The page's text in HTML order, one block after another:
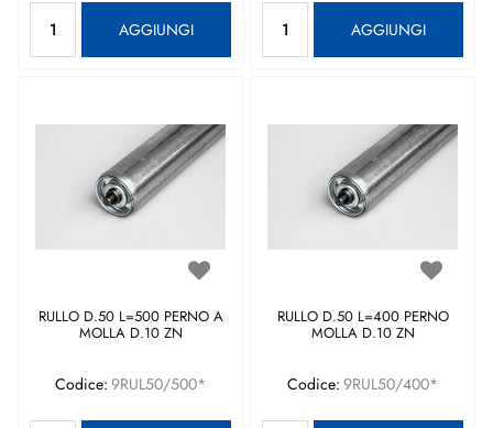
AGGIUNGI AGGIUNGI
RULLO D.50 L=500 PERNO A
MOLLA D.10 ZN
Codice: 9RUL50/500*
RULLO D.50 L=400 PERNO
MOLLA D.10 ZN
Codice: 9RUL50/400*